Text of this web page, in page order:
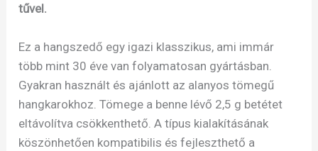
tűvel.
Ez a hangszedő egy igazi klasszikus, ami immár
több mint 30 éve van folyamatosan gyártásban.
Gyakran használt és ajánlott az alanyos tömegű
hangkarokhoz. Tömege a benne lévő 2,5 g betétet
eltávolítva csökkenthető. A típus kialakításának
köszönhetően kompatibilis és fejleszthető a